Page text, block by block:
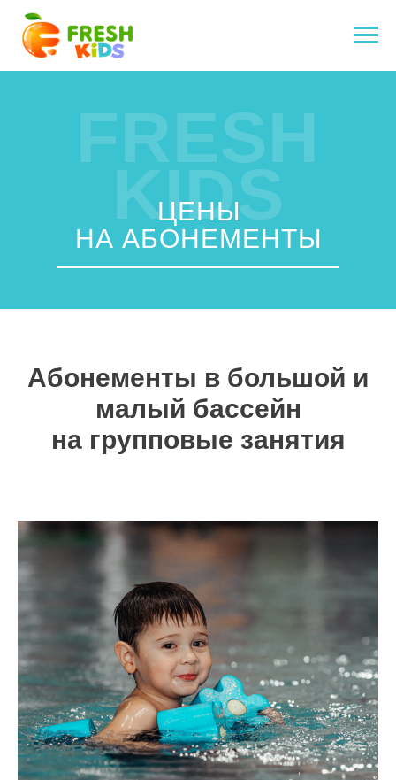
FRESH
KIDS
ЦЕНЫ
НА АБОНЕМЕНТЫ
Абонементы в большой и
малый бассейн
на групповые занятия